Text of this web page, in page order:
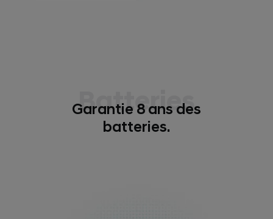
Batteries
Garantie 8 ans des
batteries.